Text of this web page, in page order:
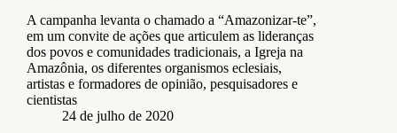
A campanha levanta o chamado a “Amazonizar-te”,
em um convite de ações que articulem as lideranças
dos povos e comunidades tradicionais, a Igreja na
Amazônia, os diferentes organismos eclesiais,
artistas e formadores de opinião, pesquisadores e
cientistas
24 de julho de 2020